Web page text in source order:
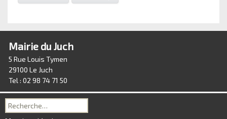
Mairie du Juch
5 Rue Louis Tymen
29100 Le Juch
Tel : 02 98 74 71 50
Recherche
pour :